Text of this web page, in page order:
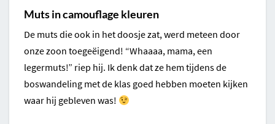
Muts in camouflage kleuren
De muts die ook in het doosje zat, werd meteen door
onze zoon toegeëigend! “Whaaaa, mama, een
legermuts!” riep hij. Ik denk dat ze hem tijdens de
boswandeling met de klas goed hebben moeten kijken
waar hij gebleven was!